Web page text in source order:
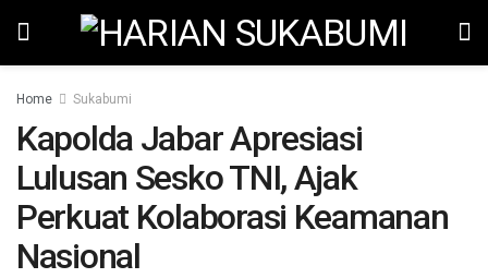
Home Sukabumi
Kapolda Jabar Apresiasi
Lulusan Sesko TNI, Ajak
Perkuat Kolaborasi Keamanan
Nasional